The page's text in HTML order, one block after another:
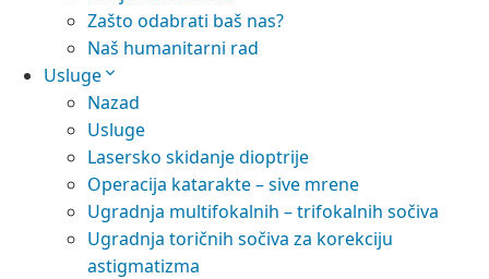
Zašto odabrati baš nas?
Naš humanitarni rad
Usluge
Nazad
Usluge
Lasersko skidanje dioptrije
Operacija katarakte – sive mrene
Ugradnja multifokalnih – trifokalnih sočiva
Ugradnja toričnih sočiva za korekciju
astigmatizma